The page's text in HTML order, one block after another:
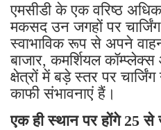
एमसीडी के एक वरिष्ठ
मकसद उन जगहों पर
स्वाभाविक रूप से अपने
बाजार, कमर्शियल
क्षेत्रों में बड़े स्तर पर
काफी संभावनाएं हैं।
एक ही स्थान पर होंगे 25 से